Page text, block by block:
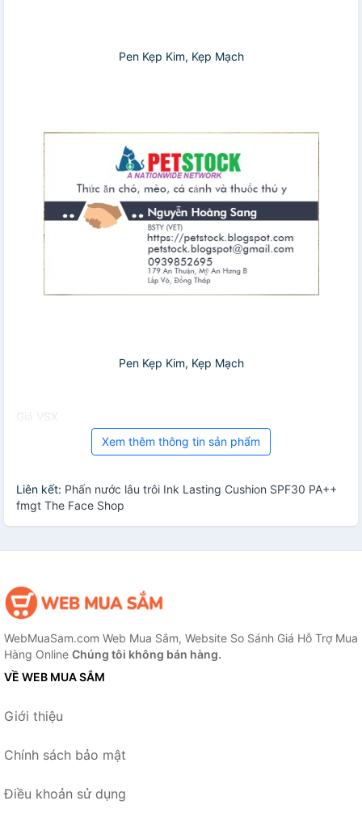
Pen Kẹp Kim, Kẹp Mạch
Pen Kẹp Kim, Kẹp Mạch
Giá VSX
Xem thêm thông tin sản phẩm
Liên kết: Phấn nước lâu trôi Ink Lasting Cushion SPF30 PA++
fmgt The Face Shop
WebMuaSam.com Web Mua Sắm, Website So Sánh Giá Hỗ Trợ Mua
Hàng Online Chúng tôi không bán hàng.
VỀ WEB MUA SẮM
Giới thiệu
Chính sách bảo mật
Điều khoản sử dụng